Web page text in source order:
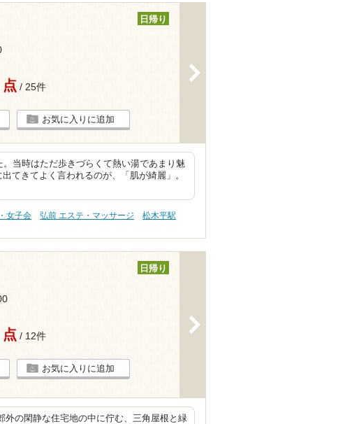
日帰り
/ 25件
お気に入りに追加
当時はただ歩きづらくて熱い湯であまり魅
てきてよく言われるのが、「肌が綺麗」。
女子会 弘前 エステ・マッサージ
松木平駅
日帰り
/ 12件
お気に入りに追加
の閑静な住宅地の中に佇む、三角屋根と緑